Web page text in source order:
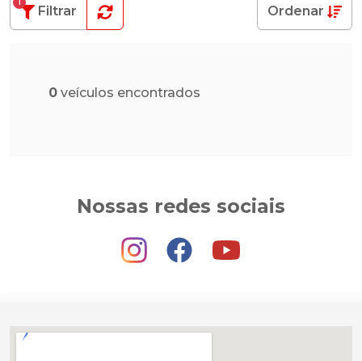
Filtrar Ordenar
0 veículos encontrados
Nossas redes sociais